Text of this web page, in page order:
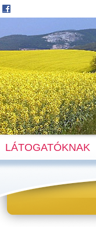
LÁTOGATÓKNAK